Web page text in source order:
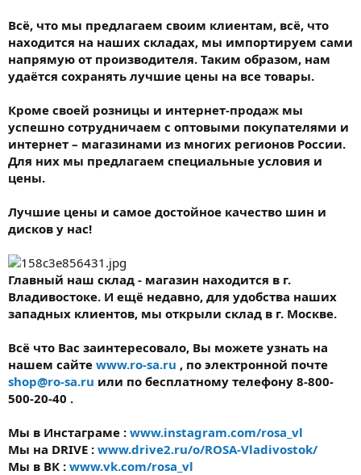
Всё, что мы предлагаем своим клиентам, всё, что
находится на наших складах, мы импортируем сами
напрямую от производителя. Таким образом, нам
удаётся сохранять лучшие цены на все товары.
Кроме своей розницы и интернет-продаж мы
успешно сотрудничаем с оптовыми покупателями и
интернет – магазинами из многих регионов России.
Для них мы предлагаем специальные условия и
цены.
Лучшие цены и самое достойное качество шин и
дисков у нас!
Главный наш склад - магазин находится в г.
Владивостоке. И ещё недавно, для удобства наших
западных клиентов, мы открыли склад в г. Москве.
Всё что Вас заинтересовало, Вы можете узнать на
нашем сайте www.ro-sa.ru , по электронной почте
shop@ro-sa.ru или по бесплатному телефону 8-800-
500-20-40 .
Мы в Инстаграме : www.instagram.com/rosa_vl
Мы на DRIVE : www.drive2.ru/o/ROSA-Vladivostok/
Мы в ВК : www.vk.com/rosa_vl